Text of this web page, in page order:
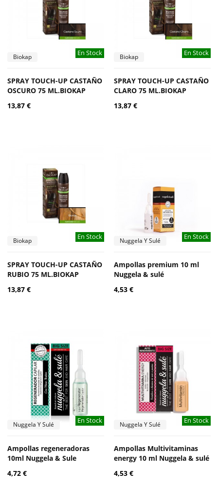
En Stock
Biokap
SPRAY TOUCH-UP CASTAÑO
OSCURO 75 ML.BIOKAP
13,87 €
En Stock
Biokap
SPRAY TOUCH-UP CASTAÑO
CLARO 75 ML.BIOKAP
13,87 €
En Stock
Biokap
SPRAY TOUCH-UP CASTAÑO
RUBIO 75 ML.BIOKAP
13,87 €
En Stock
Nuggela Y Sulé
Ampollas premium 10 ml
Nuggela & sulé
4,53 €
En Stock
Nuggela Y Sulé
Ampollas regeneradoras
10ml Nuggela & Sule
4,72 €
En Stock
Nuggela Y Sulé
Ampollas Multivitaminas
energy 10 ml Nuggela & sulé
4,53 €